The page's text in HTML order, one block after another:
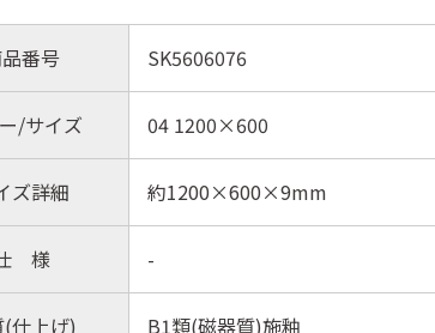
番号 SK5606076
/サイズ 04 1200×600
ズ詳細 約1200×600×9mm
様 -
仕上げ) B1類(磁器質)施釉